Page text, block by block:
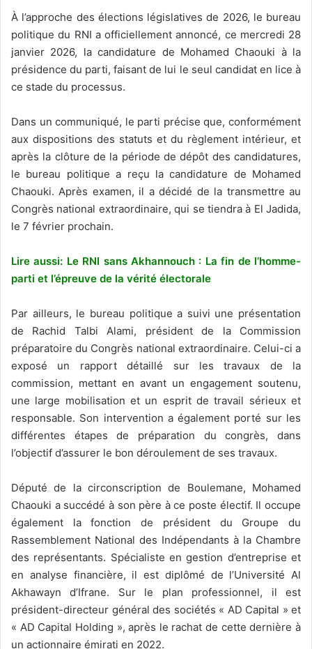
À l’approche des élections législatives de 2026, le bureau
politique du RNI a officiellement annoncé, ce mercredi 28
janvier 2026, la candidature de Mohamed Chaouki à la
présidence du parti, faisant de lui le seul candidat en lice à
ce stade du processus.
Dans un communiqué, le parti précise que, conformément
aux dispositions des statuts et du règlement intérieur, et
après la clôture de la période de dépôt des candidatures,
le bureau politique a reçu la candidature de Mohamed
Chaouki. Après examen, il a décidé de la transmettre au
Congrès national extraordinaire, qui se tiendra à El Jadida,
le 7 février prochain.
Lire aussi: Le RNI sans Akhannouch : La fin de l’homme-
parti et l’épreuve de la vérité électorale
Par ailleurs, le bureau politique a suivi une présentation
de Rachid Talbi Alami, président de la Commission
préparatoire du Congrès national extraordinaire. Celui-ci a
exposé un rapport détaillé sur les travaux de la
commission, mettant en avant un engagement soutenu,
une large mobilisation et un esprit de travail sérieux et
responsable. Son intervention a également porté sur les
différentes étapes de préparation du congrès, dans
l’objectif d’assurer le bon déroulement de ses travaux.
Député de la circonscription de Boulemane, Mohamed
Chaouki a succédé à son père à ce poste électif. Il occupe
également la fonction de président du Groupe du
Rassemblement National des Indépendants à la Chambre
des représentants. Spécialiste en gestion d’entreprise et
en analyse financière, il est diplômé de l’Université Al
Akhawayn d’Ifrane. Sur le plan professionnel, il est
président-directeur général des sociétés « AD Capital » et
« AD Capital Holding », après le rachat de cette dernière à
un actionnaire émirati en 2022.